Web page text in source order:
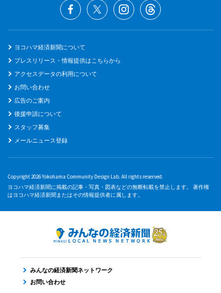
ヨコハマ経済新聞について
プレスリリース・情報提供はこちらから
アクセスデータの利用について
お問い合わせ
広告のご案内
後援申請について
スタッフ募集
メールニュース登録
Copyright 2026 Yokohama Community Design Lab. All rights reserved.
ヨコハマ経済新聞に掲載の記事・写真・図表などの無断転載を禁止します。 著作権
はヨコハマ経済新聞またはその情報提供者に属します。
みんなの経済新聞ネットワーク
お問い合わせ